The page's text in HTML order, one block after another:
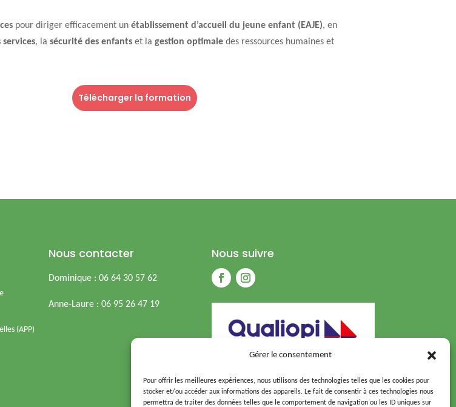
Gérer le consentement
Pour offrir les meilleures expériences, nous utilisons des technologies telles que les cookies pour
stocker et/ou accéder aux informations des appareils. Le fait de consentir à ces technologies nous
permettra de traiter des données telles que le comportement de navigation ou les ID uniques sur
pour diriger efficacement un établissement d’accueil du jeune enfant (EAJE), en
, la sécurité des enfants et la gestion optimaledes ressources humaines et
Télécharger la formation
(APP)
Nous contacter
Dominique : 06 64 30 57 62
Anne-Laure : 06 95 26 47 19
Nous suivre